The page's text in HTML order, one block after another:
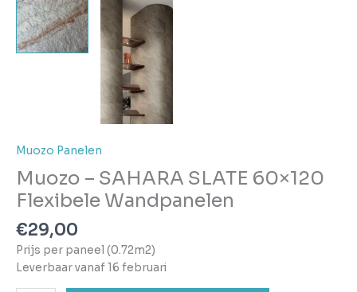
Muozo Panelen
Muozo – SAHARA SLATE 60×120
Flexibele Wandpanelen
€29,00
Prijs per paneel (0.72m2)
Leverbaar vanaf 16 februari